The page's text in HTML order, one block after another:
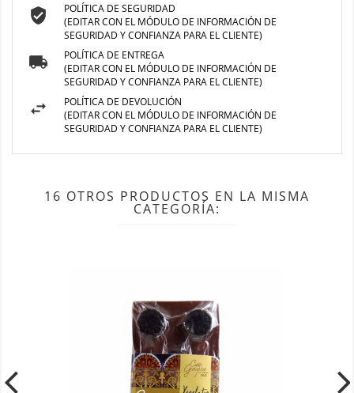
POLÍTICA DE SEGURIDAD
(EDITAR CON EL MÓDULO DE INFORMACIÓN DE
SEGURIDAD Y CONFIANZA PARA EL CLIENTE)
POLÍTICA DE ENTREGA
(EDITAR CON EL MÓDULO DE INFORMACIÓN DE
SEGURIDAD Y CONFIANZA PARA EL CLIENTE)
POLÍTICA DE DEVOLUCIÓN
(EDITAR CON EL MÓDULO DE INFORMACIÓN DE
SEGURIDAD Y CONFIANZA PARA EL CLIENTE)
16 OTROS PRODUCTOS EN LA MISMA
CATEGORÍA: